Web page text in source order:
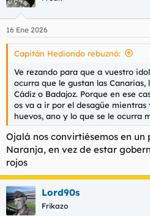
i
e
s
16 Ene 2026
Capitán Hediondo rebuznó:
Ve rezando para que a vuestro
ocurra que le gustan las Canarias,
Cádiz o Badajoz. Porque en ese
os va a ir por el desagüe mientras
huevos, ano y lo que se le ocurra
Ojalá nos convirtiésemos en
Naranja, en vez de estar
rojos
Lord90s
Frikazo